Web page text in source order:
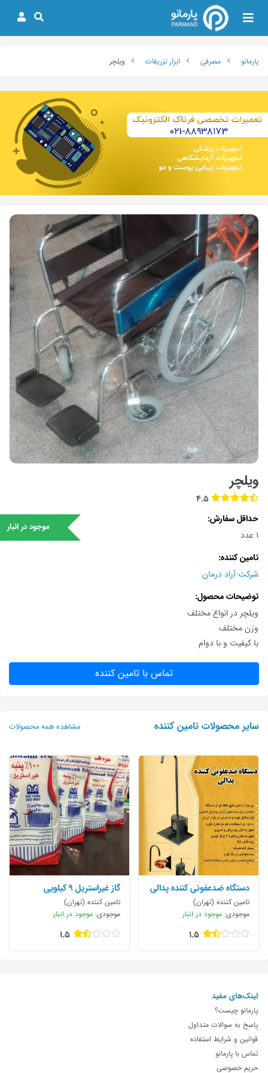
پارمانو مصرفی ابزار تزریقات ویلچر
ویلچر
4.5
موجود در انبار
حداقل سفارش
1 عدد
تامین کننده
شرکت آراد درمان
توضیحات محصول
ویلچر در انواع مختلف
وزن مختلف
با کیفیت و با دوام
تماس با تامین کننده
سایر محصولات تامین کننده مشاهده همه محصولات
دستگاه ضدعفونی کننده پدالی
تامین کننده (تهران)
موجودی: موجود در انبار
1.5
گاز غیراستریل ۹ کیلویی
تامین کننده (تهران)
موجودی: موجود در انبار
1.5
لینک‌های مفید
پارمانو چیست؟
پاسخ به سوالات متداول
قوانین و شرایط استفاده
تماس با پارمانو
حریم خصوصی